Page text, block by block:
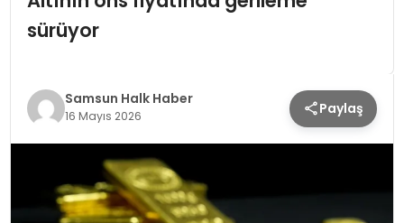
EKONOMI
MAGAZIN
SPOR
sürüyor
Samsun Halk Haber
16 Mayıs 2026 Paylaş